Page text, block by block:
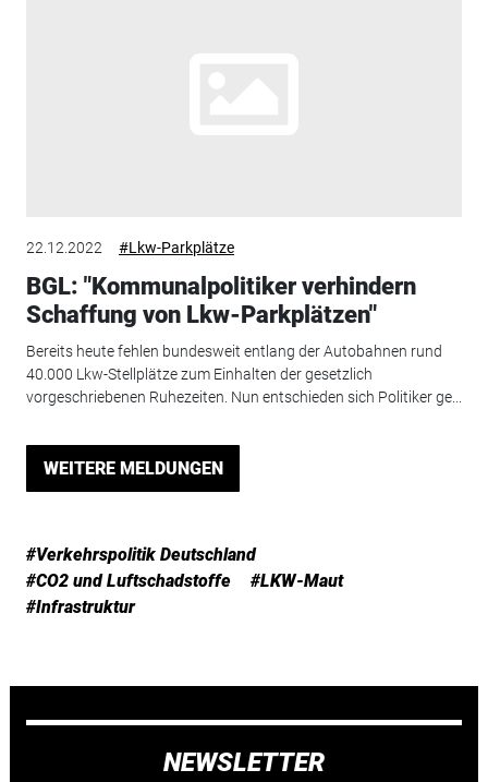
22.12.2022 #Lkw-Parkplätze
BGL: "Kommunalpolitiker verhindern
Schaffung von Lkw-Parkplätzen"
Bereits heute fehlen bundesweit entlang der Autobahnen rund
40.000 Lkw-Stellplätze zum Einhalten der gesetzlich
vorgeschriebenen Ruhezeiten. Nun entschieden sich Politiker ge...
WEITERE MELDUNGEN
#Verkehrspolitik Deutschland
#CO2 und Luftschadstoffe
#LKW-Maut
#Infrastruktur
NEWSLETTER